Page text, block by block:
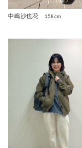
中嶋沙也花 158cm